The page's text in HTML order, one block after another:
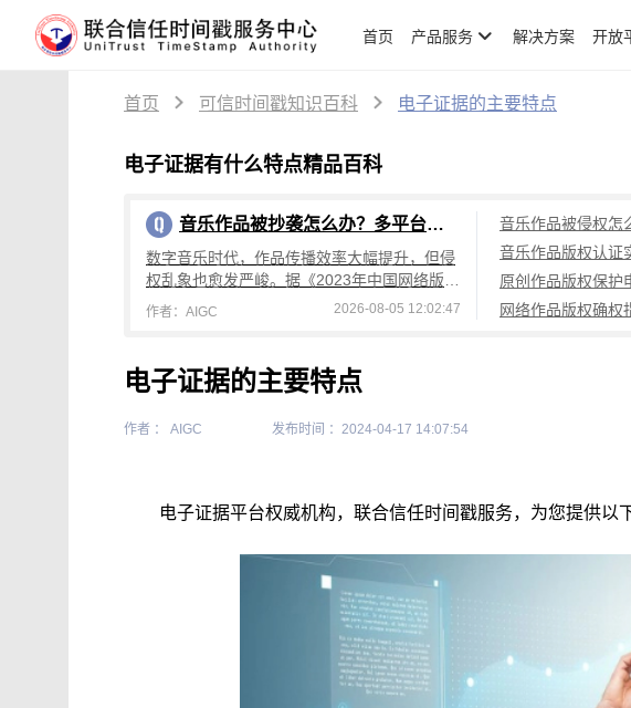
首页 产品服务 解决方案 开放
首页 可信时间戳知识百科 电子证据的主要特点
电子证据有什么特点精品百科
音乐作品被抄袭怎么办？多平台取证维权全流程攻略
数字音乐时代，作品传播效率大幅提升，但侵
权乱象也愈发严峻。据《2023年中国网络版权
保护年度报告》显示，短视频领域侵权纠纷同
作者：AIGC 2026-08-05 12:02:47
电子证据的主要特点
作者 ： AIGC 发布时间 ：2024-04-17 14:07:54
电子证据平台权威机构，联合信任时间戳服务，为您提供以